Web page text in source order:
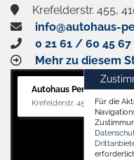
Krefelderstr. 455,
info@autohaus-
0 21 61 / 60 45 67
Mehr zu diesem
Autohaus Penders
Krefelderstr. 455, 41066
Für die